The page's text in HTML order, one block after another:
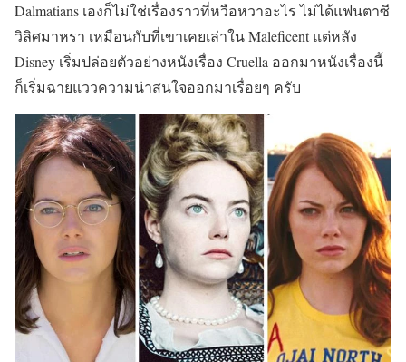
Dalmatians เองก็ไม่ใช่เรื่องราวที่หวือหวาอะไร ไม่ได้แฟนตาซี
วิลิศมาหรา เหมือนกับที่เขาเคยเล่าใน Maleficent แต่หลัง
Disney เริ่มปล่อยตัวอย่างหนังเรื่อง Cruella ออกมาหนังเรื่องนี้
ก็เริ่มฉายแววความน่าสนใจออกมาเรื่อยๆ ครับ